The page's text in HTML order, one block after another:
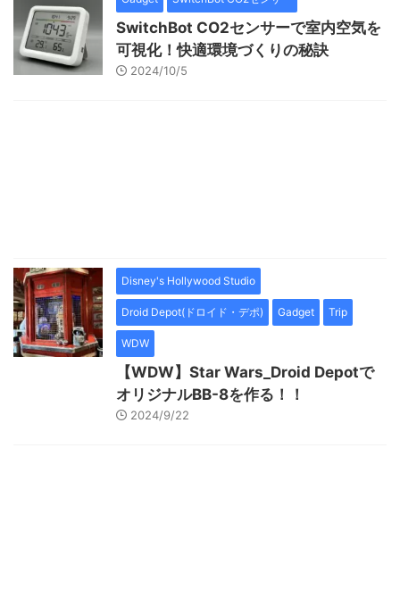
SwitchBot CO2センサーで室内空気を
可視化！快適環境づくりの秘訣
2024/10/5
Disney's Hollywood Studio
Droid Depot(ドロイド・デポ) Gadget Trip
WDW
【WDW】Star Wars_Droid Depotで
オリジナルBB-8を作る！！
2024/9/22